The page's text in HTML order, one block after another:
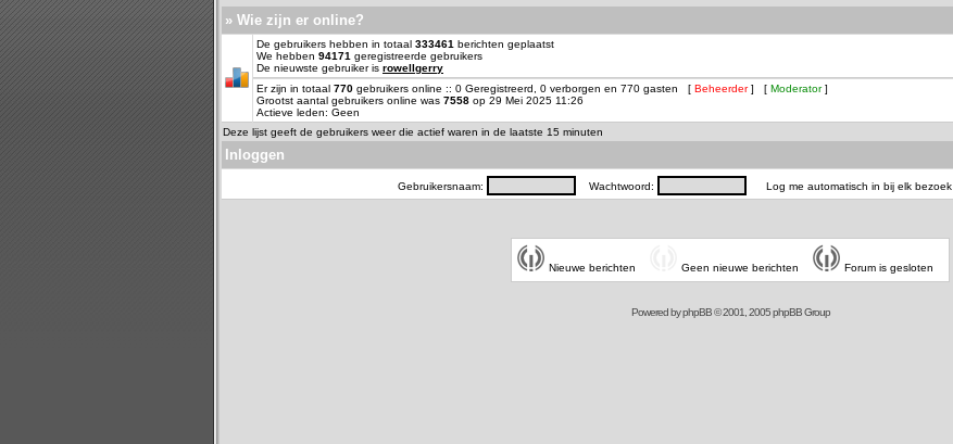
» Wie zijn er online?
De gebruikers hebben in totaal 333461 berichten geplaatst
We hebben 94171 geregistreerde gebruikers
De nieuwste gebruiker is rowellgerry
Er zijn in totaal 770 gebruikers online :: 0 Geregistreerd, 0 verborgen en 770 gasten [ Beheerder] [ Moderator]
Grootst aantal gebruikers online was 7558 op 29 Mei 2025 11:26
Actieve leden: Geen
Deze lijst geeft de gebruikers weer die actief waren in de laatste 15 minuten
Inloggen
Gebruikersnaam: Wachtwoord: Log me automatisch in bij elk bezoek
Nieuwe berichten Geen nieuwe berichten Forum is gesloten
Powered byphpBB© 2001, 2005 phpBB Group